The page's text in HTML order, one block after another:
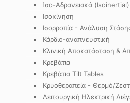
Ίσο-Αδρανειακά (Isoinertial)
Ισοκίνηση
Ισορροπία - Ανάλυση
Κάρδιο-αναπνευστική
Κλινική Αποκατάσταση &
Κρεβάτια
Κρεβάτια Tilt Tables
Κρυοθεραπεία - Θερμό/
Λειτουργική Ηλεκτρική